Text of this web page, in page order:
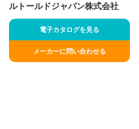
ルトールドジャパン株式会社
電子カタログを見る
メーカーに問い合わせる